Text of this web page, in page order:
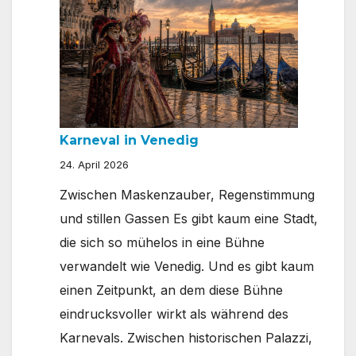
in
den
Wiener
Prater
–
und
durch
Österreich
Miniaturformat
Karneval in Venedig
24. April 2026
Zwischen Maskenzauber, Regenstimmung
und stillen Gassen Es gibt kaum eine Stadt,
die sich so mühelos in eine Bühne
verwandelt wie Venedig. Und es gibt kaum
einen Zeitpunkt, an dem diese Bühne
eindrucksvoller wirkt als während des
Karnevals. Zwischen historischen Palazzi,